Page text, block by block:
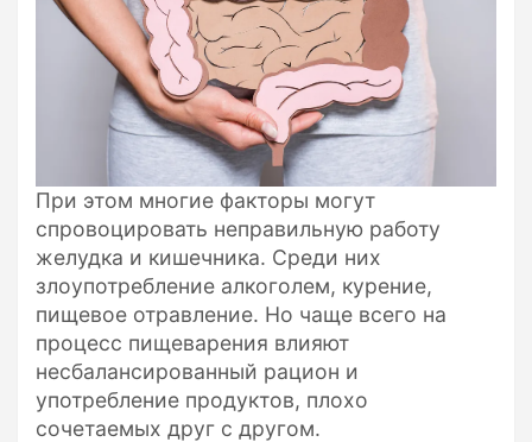
При этом многие факторы могут
спровоцировать неправильную работу
желудка и кишечника. Среди них
злоупотребление алкоголем, курение,
пищевое отравление. Но чаще всего на
процесс пищеварения влияют
несбалансированный рацион и
употребление продуктов, плохо
сочетаемых друг с другом.